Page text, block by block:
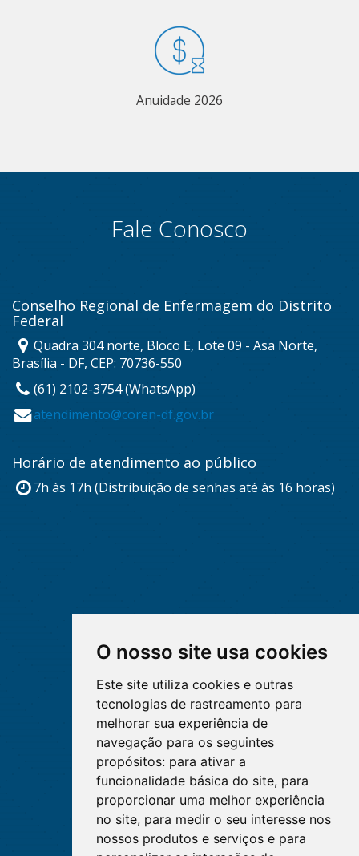
O nosso site usa cookies
Este site utiliza cookies e outras
tecnologias de rastreamento para
melhorar sua experiência de
navegação para os seguintes
propósitos: para ativar a
funcionalidade básica do site, para
proporcionar uma melhor experiência
no site, para medir o seu interesse nos
nossos produtos e serviços e para
Anuidade 2026
Fale Conosco
Conselho Regional de Enfermagem do Distrito
Federal
Quadra 304 norte, Bloco E, Lote 09 - Asa Norte,
Brasília - DF, CEP: 70736-550
(61) 2102-3754 (WhatsApp)
atendimento@coren-df.gov.br
Horário de atendimento ao público
7h às 17h (Distribuição de senhas até às 16 horas)